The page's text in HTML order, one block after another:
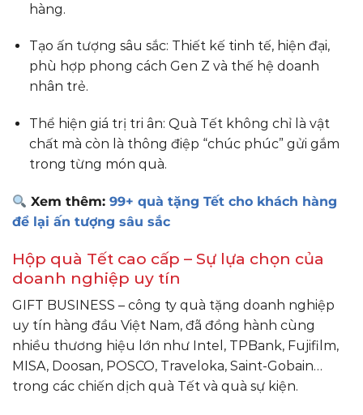
hàng.
Tạo ấn tượng sâu sắc: Thiết kế tinh tế, hiện đại,
phù hợp phong cách Gen Z và thế hệ doanh
nhân trẻ.
Thể hiện giá trị tri ân: Quà Tết không chỉ là vật
chất mà còn là thông điệp “chúc phúc” gửi gắm
trong từng món quà.
Xem thêm:99+ quà tặng Tết cho khách hàng
để lại ấn tượng sâu sắc
Hộp quà Tết cao cấp – Sự lựa chọn của
doanh nghiệp uy tín
GIFT BUSINESS – công ty quà tặng doanh nghiệp
uy tín hàng đầu Việt Nam, đã đồng hành cùng
nhiều thương hiệu lớn như Intel, TPBank, Fujifilm,
MISA, Doosan, POSCO, Traveloka, Saint-Gobain…
trong các chiến dịch quà Tết và quà sự kiện.